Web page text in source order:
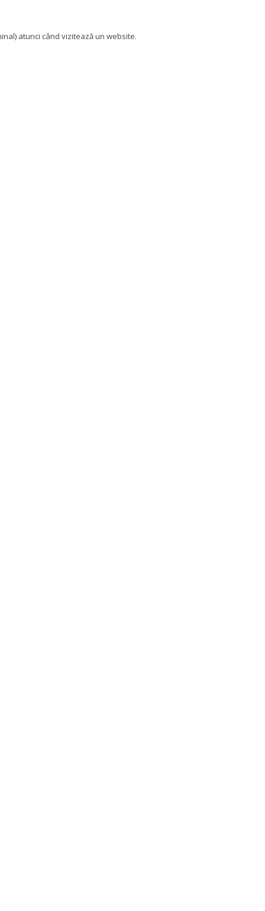
atunci când vizitează un website.